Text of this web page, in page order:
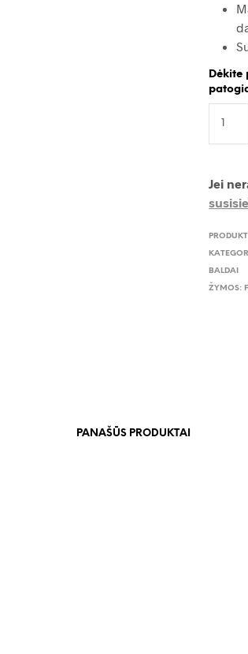
Dėkite
Jei
BALDAI
ŽYMOS:
PANAŠŪS PRODUKTAI